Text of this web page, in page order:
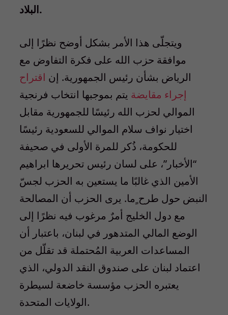
البلاد.
ويتجلّى هذا الأمر بشكل أوضح نظرًا إلى
موافقة حزب الله على فكرة التفاوض مع
الرياض بشأن رئيس الجمهورية. إن اقتراح
إجراء مقايضة يتم بموجبها انتخاب فرنجية
الموالي لحزب الله رئيسًا للجمهورية مقابل
اختيار نواف سلام الموالي للسعودية رئيسًا
للحكومة، ذُكر للمرة الأولى في صحيفة
“الأخبار”، على لسان رئيس تحريرها ابراهيم
الأمين الذي غالبًا ما يستعين به الحزب لجسّ
النبض حول طرح ٍما. يرى الحزب أن المصالحة
مع دول الخليج أمرٌ مرغوب فيه نظرًا إلى
الوضع المالي المتدهور في لبنان، باعتبار أن
المساعدات العربية المُحتملة قد تقلّل من
اعتماد لبنان على صندوق النقد الدولي، الذي
يعتبره الحزب مؤسسة خاضعة لسيطرة
الولايات المتحدة.